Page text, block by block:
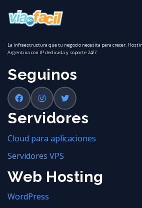
La infraestructura que tu negocio necesita para crecer.
Argentina con IP dedicada y soporte 24/7.
Seguinos
Servidores
Cloud para aplicaciones
Servidores VPS
Web Hosting
WordPress